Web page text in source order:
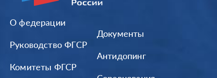
О федерации
Руководство ФГСР
Комитеты ФГСР
Документы
Антидопинг